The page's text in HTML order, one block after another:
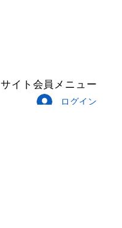
サイト会員メニュー
ログイン